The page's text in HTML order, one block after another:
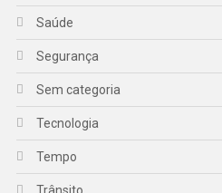
Saúde
Segurança
Sem categoria
Tecnologia
Tempo
Trânsito